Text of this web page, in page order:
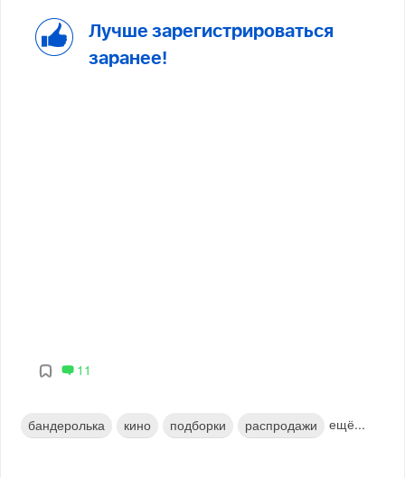
Лучше зарегистрироваться
заранее!
11
бандеролька кино подборки распродажи ещё...